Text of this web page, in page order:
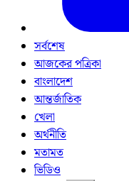
সর্বশেষ
আজকের পত্রিকা
বাংলাদেশ
আন্তর্জাতিক
খেলা
অর্থনীতি
মতামত
ভিডিও